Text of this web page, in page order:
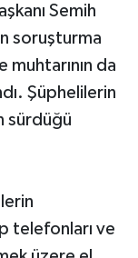
Semih
soruşturma
muhtarının da
Şüphelilerin
sürdüğü
telefonları ve